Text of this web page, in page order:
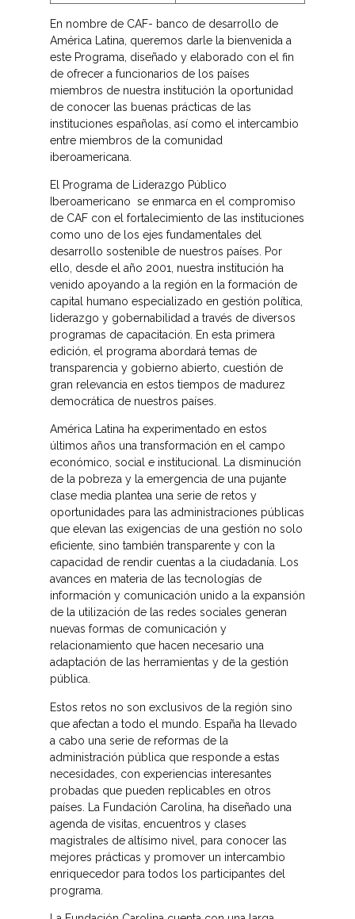
En nombre de CAF- banco de desarrollo de
América Latina, queremos darle la bienvenida a
este Programa, diseñado y elaborado con el fin
de ofrecer a funcionarios de los países
miembros de nuestra institución la oportunidad
de conocer las buenas prácticas de las
instituciones españolas, así como el intercambio
entre miembros de la comunidad
iberoamericana.
El Programa de Liderazgo Público
Iberoamericano se enmarca en el compromiso
de CAF con el fortalecimiento de las instituciones
como uno de los ejes fundamentales del
desarrollo sostenible de nuestros países. Por
ello, desde el año 2001, nuestra institución ha
venido apoyando a la región en la formación de
capital humano especializado en gestión política,
liderazgo y gobernabilidad a través de diversos
programas de capacitación. En esta primera
edición, el programa abordará temas de
transparencia y gobierno abierto, cuestión de
gran relevancia en estos tiempos de madurez
democrática de nuestros países.
América Latina ha experimentado en estos
últimos años una transformación en el campo
económico, social e institucional. La disminución
de la pobreza y la emergencia de una pujante
clase media plantea una serie de retos y
oportunidades para las administraciones públicas
que elevan las exigencias de una gestión no solo
eficiente, sino también transparente y con la
capacidad de rendir cuentas a la ciudadanía. Los
avances en materia de las tecnologías de
información y comunicación unido a la expansión
de la utilización de las redes sociales generan
nuevas formas de comunicación y
relacionamiento que hacen necesario una
adaptación de las herramientas y de la gestión
pública.
Estos retos no son exclusivos de la región sino
que afectan a todo el mundo. España ha llevado
a cabo una serie de reformas de la
administración pública que responde a estas
necesidades, con experiencias interesantes
probadas que pueden replicables en otros
países. La Fundación Carolina, ha diseñado una
agenda de visitas, encuentros y clases
magistrales de altísimo nivel, para conocer las
mejores prácticas y promover un intercambio
enriquecedor para todos los participantes del
programa.